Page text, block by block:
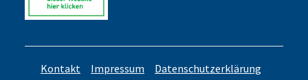
Kontakt Impressum
Datenschutzerklärung